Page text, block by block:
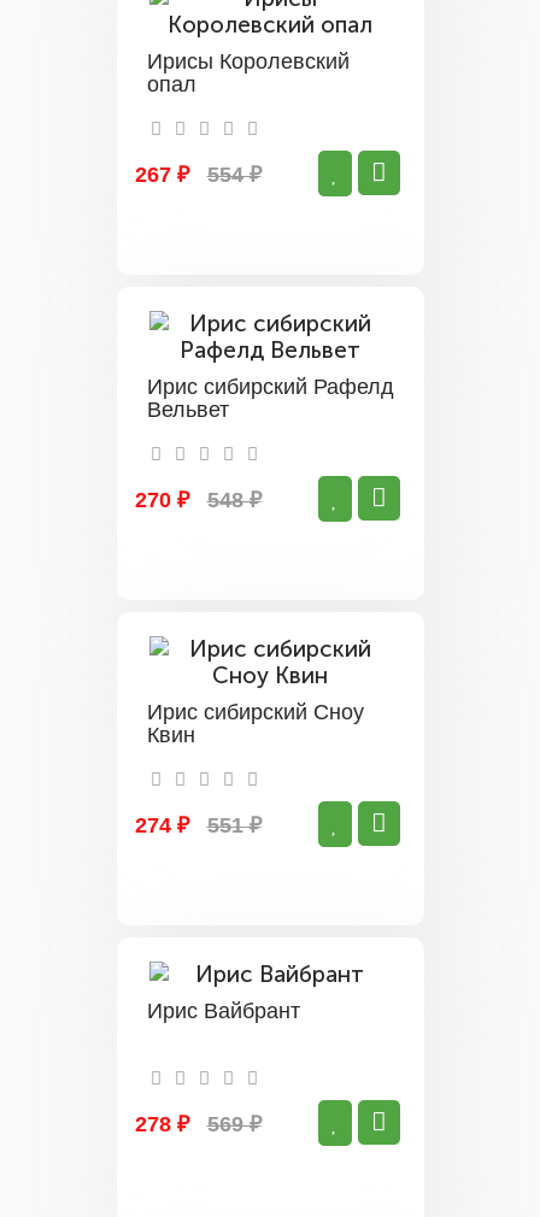
Ирисы Королевский
опал
267 ₽ 554 ₽
Ирис сибирский Рафелд
Вельвет
270 ₽ 548 ₽
Ирис сибирский Сноу
Квин
274 ₽ 551 ₽
Ирис Вайбрант
278 ₽ 569 ₽